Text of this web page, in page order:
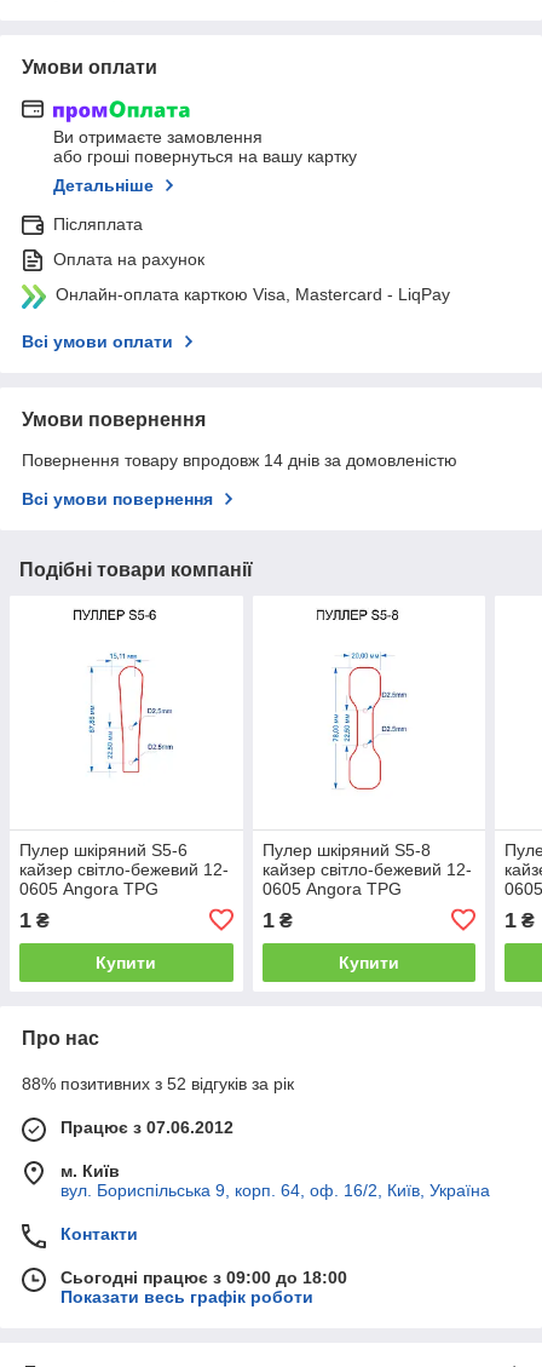
Умови оплати
Ви отримаєте замовлення
або гроші повернуться на вашу картку
Детальніше
Післяплата
Оплата на рахунок
Онлайн-оплата карткою Visa, Mastercard - LiqPay
Всі умови оплати
Умови повернення
Повернення товару впродовж 14 днів за домовленістю
Всі умови повернення
Подібні товари компанії
Пулер шкіряний S5-6
кайзер світло-бежевий 12-
0605 Angora TPG
1 ₴
Купити
Пулер шкіряний S5-8
кайзер світло-бежевий 12-
0605 Angora TPG
1₴
Купити
1 ₴
Про нас
88% позитивних з 52 відгуків за рік
Працює з 07.06.2012
м. Київ
вул. Бориспільська 9, корп. 64, оф. 16/2, Київ, Україна
Контакти
Сьогодні працює з 09:00 до 18:00
Показати весь графік роботи